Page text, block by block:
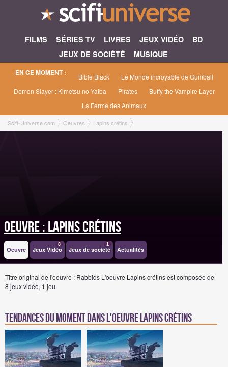
FILMS SÉRIES TV LIVRES JEUX VIDÉO
BD
JEUX DE SOCIÉTÉ
MUSIQUE
EN CE MOMENT : Bible Black
Le Monde incroyable de Gumball
Demon Slayer : Kimetsu no Yaiba
Pirates
Buffy the Vampire Layer
La Ferme des Animaux
Scifi-Universe.com Oeuvres Lapins crétins
Oeuvre : Lapins crétins
Oeuvre Jeux Vidéo
8
Jeux de société
1
Actualités
Titre original de l'oeuvre : Rabbids L'oeuvre Lapins crétins est composée de
8 jeux vidéo, 1 jeu.
Tendances du moment dans l'oeuvre Lapins crétins